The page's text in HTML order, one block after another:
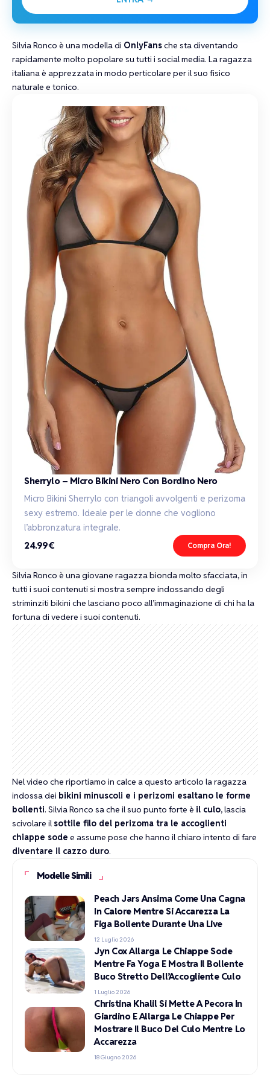
Silvia Ronco è una modella di OnlyFansche sta diventando
rapidamente molto popolare su tutti i social media. Laragazza
italianaè apprezzata in modo perticolare per il suo fisico
naturale e tonico.
Sherrylo – Micro Bikini Nero Con Bordino Nero
Micro Bikini Sherrylo con triangoli avvolgenti e perizoma
sexy estremo. Ideale per le donne che vogliono
l’abbronzatura integrale.
24.99€
Compra Ora!
Silvia Ronco è unagiovane ragazza biondamolto sfacciata, in
tutti i suoi contenuti si mostra sempre indossando degli
striminziti bikini che lasciano poco all’immaginazione di chi ha la
fortuna di vedere i suoi contenuti.
Nel video che riportiamo in calce a questo articolo la ragazza
indossa dei bikini minuscoli e i perizomi esaltano le forme
bollenti. Silvia Ronco sa che il suo punto forte è il culo, lascia
scivolare il sottile filo del perizoma tra le accoglienti
chiappe sode e assume pose che hanno il chiaro intento di fare
diventare il cazzo duro.
Modelle Simili
Peach Jars Ansima Come Una Cagna
In Calore Mentre Si Accarezza La
Figa Bollente Durante Una Live
12 Luglio 2026
Jyn Cox Allarga Le Chiappe Sode
Mentre Fa Yoga E Mostra Il Bollente
Buco Stretto Dell’Accogliente Culo
1 Luglio 2026
Christina Khalil Si Mette A Pecora In
Giardino E Allarga Le Chiappe Per
Mostrare Il Buco Del Culo Mentre Lo
Accarezza
18 Giugno 2026